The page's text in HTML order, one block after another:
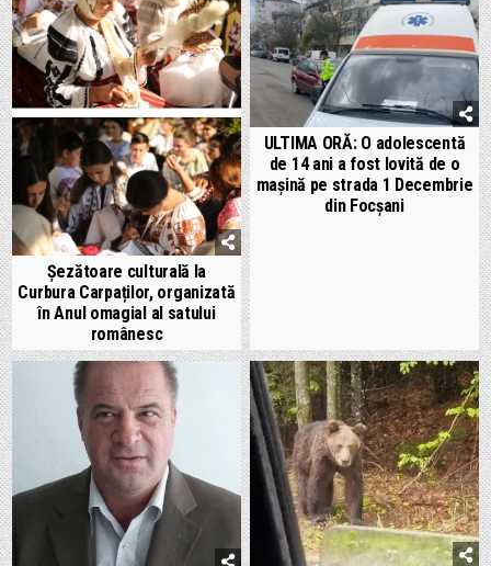
Șezătoare culturală la
Curbura Carpaților, organizată
în Anul omagial al satului
românesc
ULTIMA ORĂ: O adolescentă
de 14 ani a fost lovită de o
mașină pe strada 1 Decembrie
din Focșani